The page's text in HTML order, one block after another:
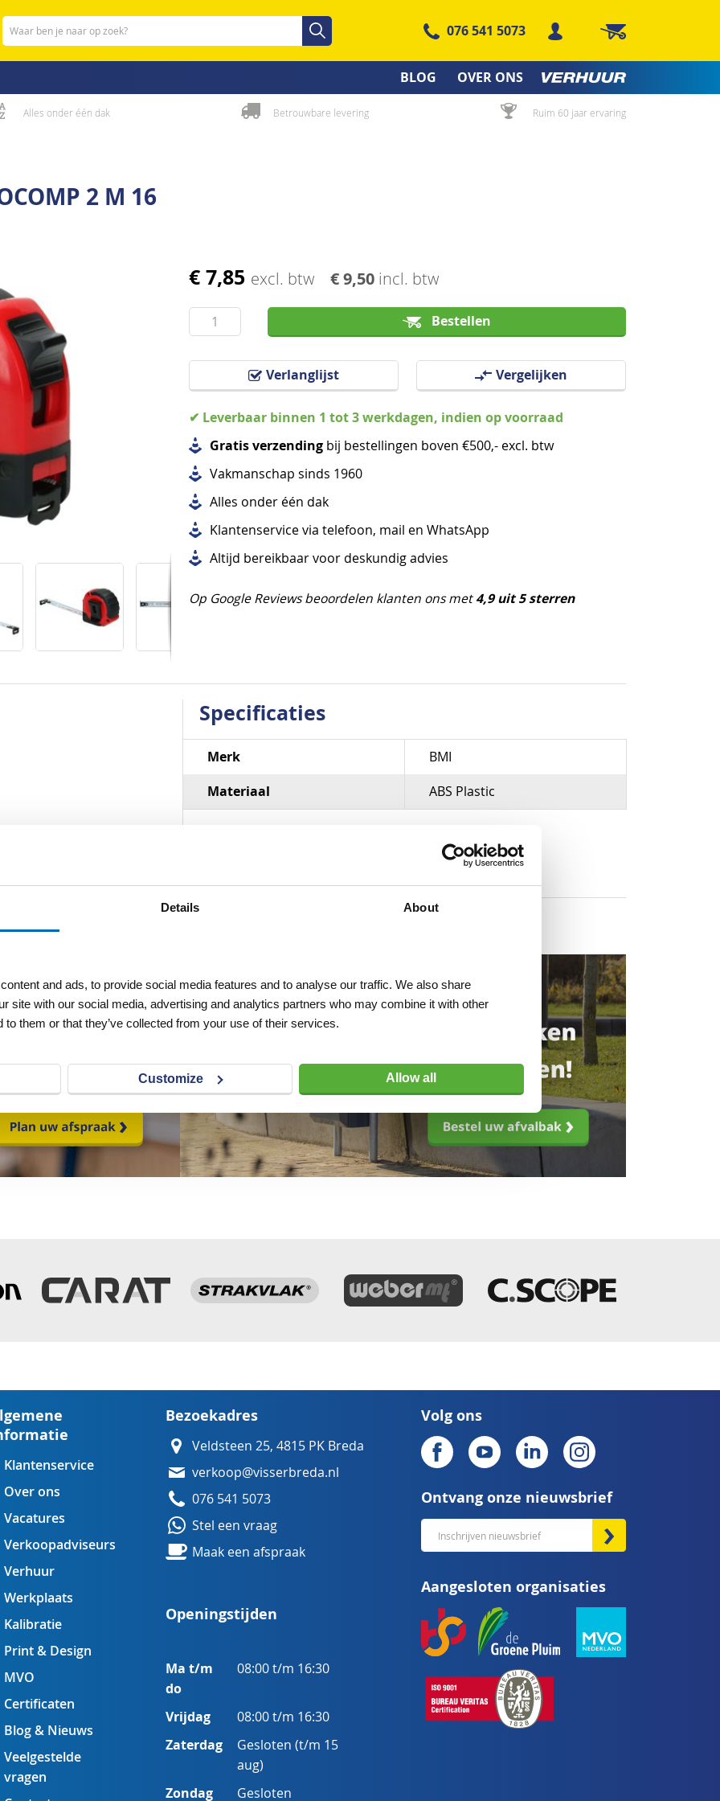
Details About
and ads, to provide social media features and to analyse our traffic. We also share
site with our social media, advertising and analytics partners who may combine it with other
to them or that they’ve collected from your use of their services.
Customize Allow all
Zoeken Zoeken
076 541 5073 Winkelwagen
BLOG OVER ONS
Alles onder één dak Betrouwbare levering Ruim 60 jaar ervaring
2 M 16
€ 7,85 excl. btw € 9,50 incl. btw
Bestellen
Verlanglijst Vergelijken
✔ Leverbaar binnen 1 tot 3 werkdagen, indien op voorraad
Gratis verzending bij bestellingen boven €500,- excl. btw
Vakmanschap sinds 1960
Alles onder één dak
Klantenservice via telefoon, mail en WhatsApp
Altijd bereikbaar voor deskundig advies
Op Google Reviews beoordelen klanten ons met4,9 uit 5 sterren
Specificaties
Specificaties
Merk BMI
Materiaal ABS Plastic
Klantenservice
Over ons
Vacatures
Verkoopadviseurs
Verhuur
Werkplaats
Kalibratie
Print & Design
MVO
Certificaten
Blog & Nieuws
Veelgestelde
vragen
Bezoekadres
Veldsteen 25, 4815 PK Breda
verkoop@visserbreda.nl
076 541 5073
Stel een vraag
Maak een afspraak
Openingstijden
Ma t/m
do
08:00 t/m 16:30
Vrijdag 08:00 t/m 16:30
Zaterdag
Gesloten (t/m 15
aug)
Zondag Gesloten
Volg ons
Ontvang onze nieuwsbrief
Abonneer
u
onze
nieuwsbrief
Aangesloten organisaties